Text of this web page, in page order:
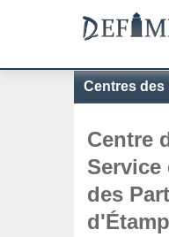
Centres des
Centre
Service
des